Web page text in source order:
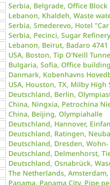
Serbia, Belgrade, Office Block
Lebanon, Khaldeh, Waste
Serbia, Smederevo, Hotel
Serbia, Pecinci, Sugar
Lebanon, Beirut, Badaro
USA, Boston, Tip O'Neill
Bulgaria, Sofia, Office
Danmark, Kobenhavns
USA, Houston, TX, Milby High
Deutschland, Berlin,
China, Ningxia, Petrochina
China, Beijing, Olympiahalle
Deutschland, Hannover,
Deutschland, Ratingen,
Deutschland, Dresden,
Deutschland, Delmenhorst,
Deutschland, Osnabrück,
The Netherlands,
Panama, Panama City, Pipe